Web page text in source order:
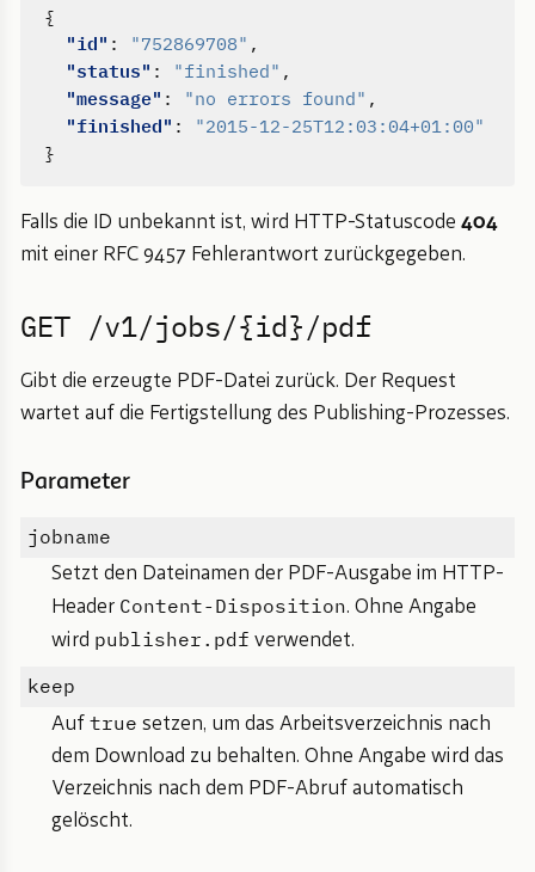
{
"id" : "752869708" ,
"status" : "finished" ,
"message" : "no errors found" ,
"finished" :
"2015-12-25T12:03:04+01:00"
}
Falls die ID unbekannt ist, wird HTTP-Statuscode 404
mit einer RFC 9457 Fehlerantwort zurückgegeben.
GET /v1/jobs/{id}/pdf
Gibt die erzeugte PDF-Datei zurück. Der Request
wartet auf die Fertigstellung des Publishing-Prozesses.
Parameter
jobname
Setzt den Dateinamen der PDF-Ausgabe im HTTP-
Header Content-Disposition. Ohne Angabe
wird publisher.pdf verwendet.
keep
Auf true setzen, um das Arbeitsverzeichnis nach
dem Download zu behalten. Ohne Angabe wird das
Verzeichnis nach dem PDF-Abruf automatisch
gelöscht.